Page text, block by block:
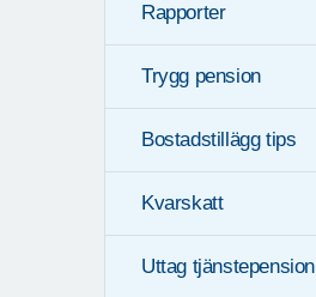
Rapporter
Trygg pension
Bostadstillägg tips
Kvarskatt
Uttag tjänstepension